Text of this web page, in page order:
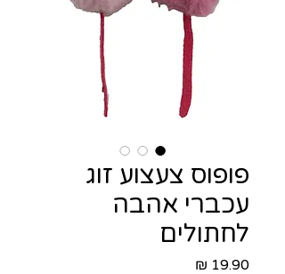
פופוס צעצוע זוג
עכברי אהבה
לחתולים